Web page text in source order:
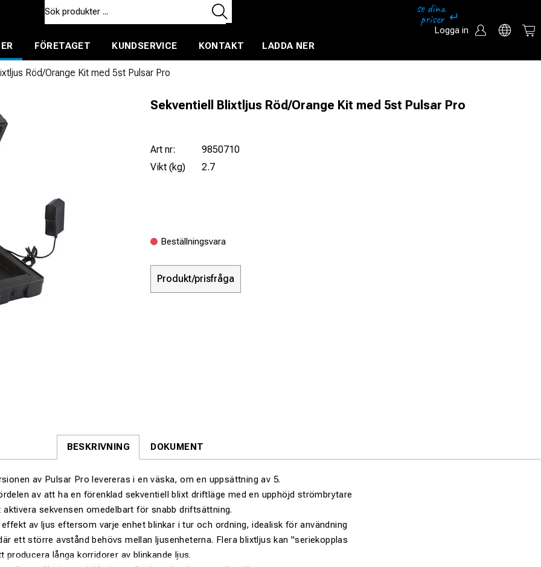
Logga in
FÖRETAGET KUNDSERVICE KONTAKT LADDA NER
Röd/Orange Kit med 5st Pulsar Pro
Sekventiell Blixtljus Röd/Orange Kit med 5st Pulsar Pro
Art nr:
9850710
Vikt (kg)
2.7
Beställningsvara
Produkt/prisfråga
BESKRIVNING DOKUMENT
av Pulsar Pro levereras i en väska, om en uppsättning av 5.
av att ha en förenklad sekventiell blixt driftläge med en upphöjd strömbrytare
sekvensen omedelbart för snabb driftsättning.
av ljus eftersom varje enhet blinkar i tur och ordning, idealisk för användning
ett större avstånd behövs mellan ljusenheterna. Flera blixtljus kan "seriekopplas
långa korridorer av blinkande ljus.